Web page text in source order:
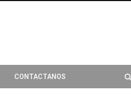
CONTACTANOS